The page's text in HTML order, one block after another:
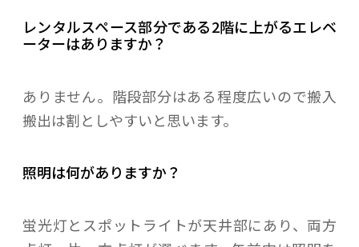
レンタルスペース部分である2階に上がるエレベ
ーターはありますか？
ありません。階段部分はある程度広いので搬入
搬出は割としやすいと思います。
照明は何がありますか？
蛍光灯とスポットライトが天井部にあり、両方